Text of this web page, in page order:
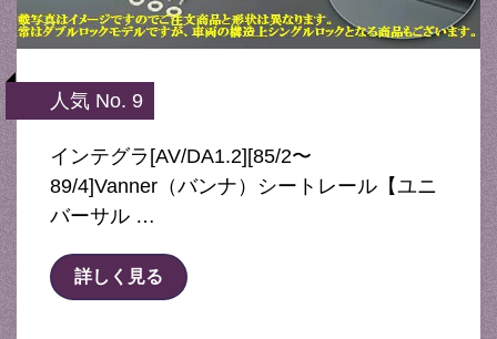
人気 No. 9
インテグラ[AV/DA1.2][85/2〜
89/4]Vanner（バンナ）シートレール【ユニ
バーサル …
詳しく見る